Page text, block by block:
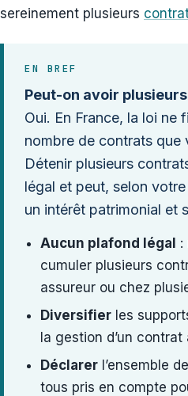
sereinement plusieurs
EN BREF
Peut-on avoir
Oui. En France, la loi ne
nombre de contrats que
Détenir plusieurs
légal et peut, selon
un intérêt patrimonial et
Aucun plafond légal :
cumuler plusieurs
assureur ou chez
Diversifier les
la gestion d’un contrat
Déclarer l’ensemble
tous pris en compte